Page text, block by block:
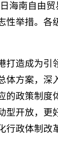
海南自由
性举措。各
打造成为引
体方案，深
政策制度
型开放，更
政体制改